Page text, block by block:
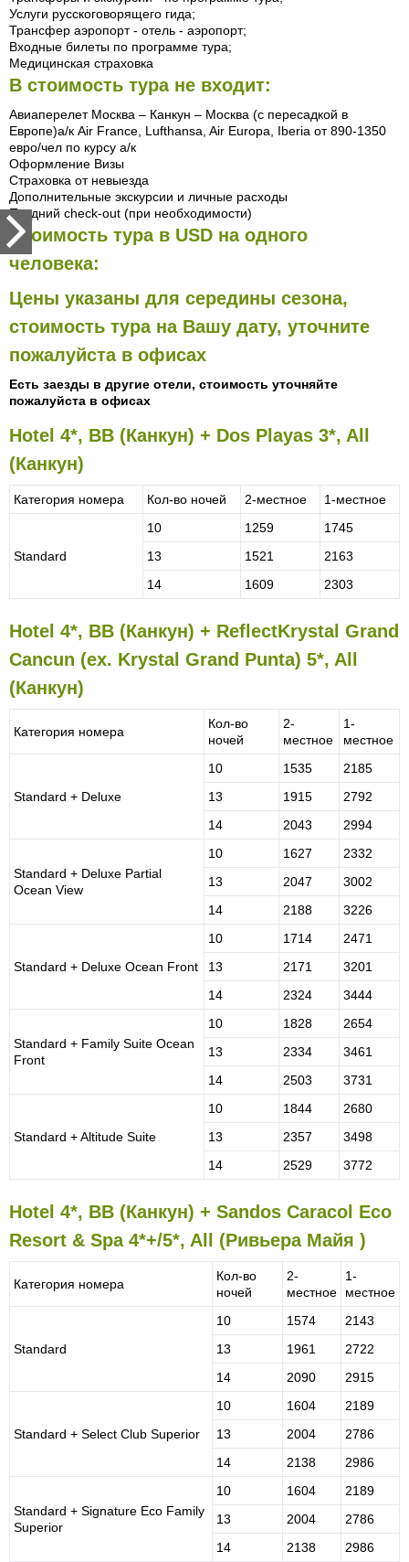
Услуги русскоговорящего гида;
Трансфер аэропорт - отель - аэропорт;
Входные билеты по программе тура;
Медицинская страховка
В стоимость тура не входит:
Авиаперелет Москва – Канкун – Москва (c пересадкой в
Европе)а/к Air France, Lufthansa, Air Europa, Iberia от 890-1350
евро/чел по курсу а/к
Оформление Визы
Cтраховка от невыезда
Дополнительные экскурсии и личные расходы
Поздний check-out (при необходимости)
Стоимость тура в USD на одного
человека:
Цены указаны для середины сезона,
стоимость тура на Вашу дату, уточните
пожалуйста в офисах
Есть заезды в другие отели, стоимость уточняйте
пожалуйста в офисах
Hotel 4*, BB (Канкун) + Dos Playas 3*, All
(Канкун)
Категория номера Кол-во ночей 2-местное 1-местное
Standard
10 1259
1745
13
1521
2163
14
1609 2303
Hotel 4*, BB (Канкун) + ReflectKrystal Grand
Cancun (ex. Krystal Grand Punta) 5*, All
(Канкун)
Категория номера
Кол-во
ночей
2-
местное
1-
местное
Standard + Deluxe
10 1535
2185
13
1915
2792
14
2043 2994
Standard + Deluxe Partial
Ocean View
10 1627
2332
13
2047
3002
14
2188 3226
Standard + Deluxe Ocean Front
10 1714
2471
13
2171
3201
14
2324 3444
Standard + Family Suite Ocean
Front
10 1828
2654
13
2334
3461
14
2503 3731
Standard + Altitude Suite
10 1844
2680
13
2357
3498
14
2529 3772
Hotel 4*, BB (Канкун) + Sandos Caracol Eco
Resort & Spa 4*+/5*, All (Ривьера Майя )
Категория номера
Кол-во
ночей
2-
местное
1-
местное
Standard
10 1574
2143
13
1961
2722
14
2090 2915
Standard + Select Club Superior
10 1604
2189
13
2004
2786
14
2138 2986
Standard + Signature Eco Family
Superior
10 1604
2189
13
2004
2786
14
2138 2986